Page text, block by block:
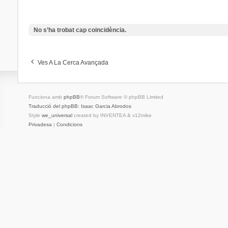
No s’ha trobat cap coincidència.
Ves A La Cerca Avançada
Funciona amb phpBB® Forum Software © phpBB Limited
Traducció del phpBB: Isaac Garcia Abrodos
Style we_universalcreated by INVENTEA & v12mike
Privadesa | Condicions